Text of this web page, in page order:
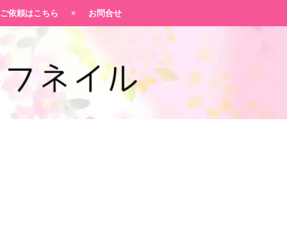
ご依頼はこちら お問合せ